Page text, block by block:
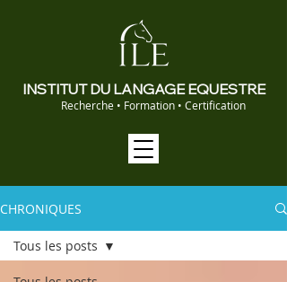
INSTITUT DU LANGAGE EQUESTRE
Recherche • Formation • Certification
CHRONIQUES
Tous les posts